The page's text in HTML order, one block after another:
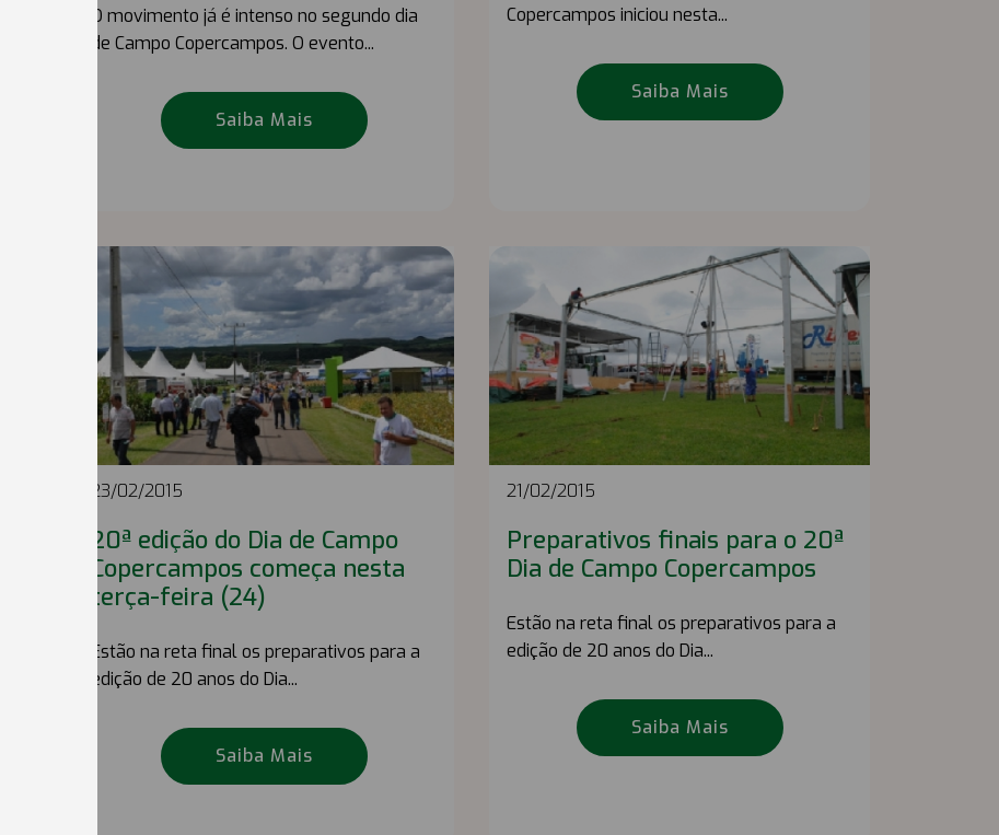
O movimento já é intenso no segundo dia
de Campo Copercampos. O evento...
Saiba Mais
Copercampos iniciou nesta...
Saiba Mais
23/02/2015
20ª edição do Dia de Campo
Copercampos começa nesta
terça-feira (24)
Estão na reta final os preparativos para a
edição de 20 anos do Dia...
Saiba Mais
21/02/2015
Preparativos finais para o 20ª
Dia de Campo Copercampos
Estão na reta final os preparativos para a
edição de 20 anos do Dia...
Saiba Mais